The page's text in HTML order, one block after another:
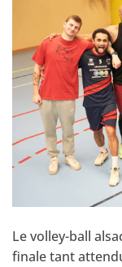
Le volley-ball
finale tant